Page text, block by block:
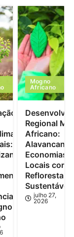
Mogno
Africano
Regional
Africano:
Economias
Locais com
Sustentável
julho 27,
2026